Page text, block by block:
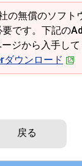
の無償のソフト
です。下記の
ジから入手して
ウンロード
戻る